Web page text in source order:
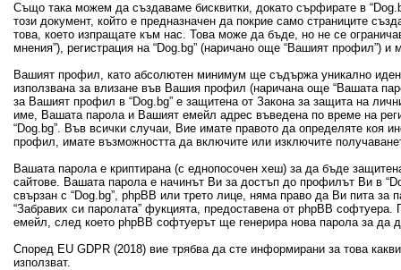
Също така можем да създаваме бисквитки, докато сърфирате в
този документ, който е предназначен да покрие само страниците
това, което изпращате към нас. Това може да бъде, но не се
мнения”), регистрация на “Dog.bg” (наричано още “Вашият профил”)
Вашият профил, като абсолютен минимум ще съдържа уникално
използвана за влизане във Вашия профил (наричана още “Вашата
за Вашият профил в “Dog.bg” е защитена от Закона за защита на
име, Вашата парола и Вашият емейл адрес въведена по време на
“Dog.bg”. Във всички случаи, Вие имате правото да определяте
профил, имате възможността да включите или изключите
Вашата парола е криптирана (с еднопосочен хеш) за да бъде
сайтове. Вашата парола е начинът Ви за достъп до профилът Ви в
свързан с “Dog.bg”, phpBB или трето лице, няма право да Ви пита
“Забравих си паролата” фукцията, предоставена от phpBB
емейл, след което phpBB софтуерът ще генерира нова парола за да
Според EU GDPR (2018) вие трябва да сте информирани за това
използват.